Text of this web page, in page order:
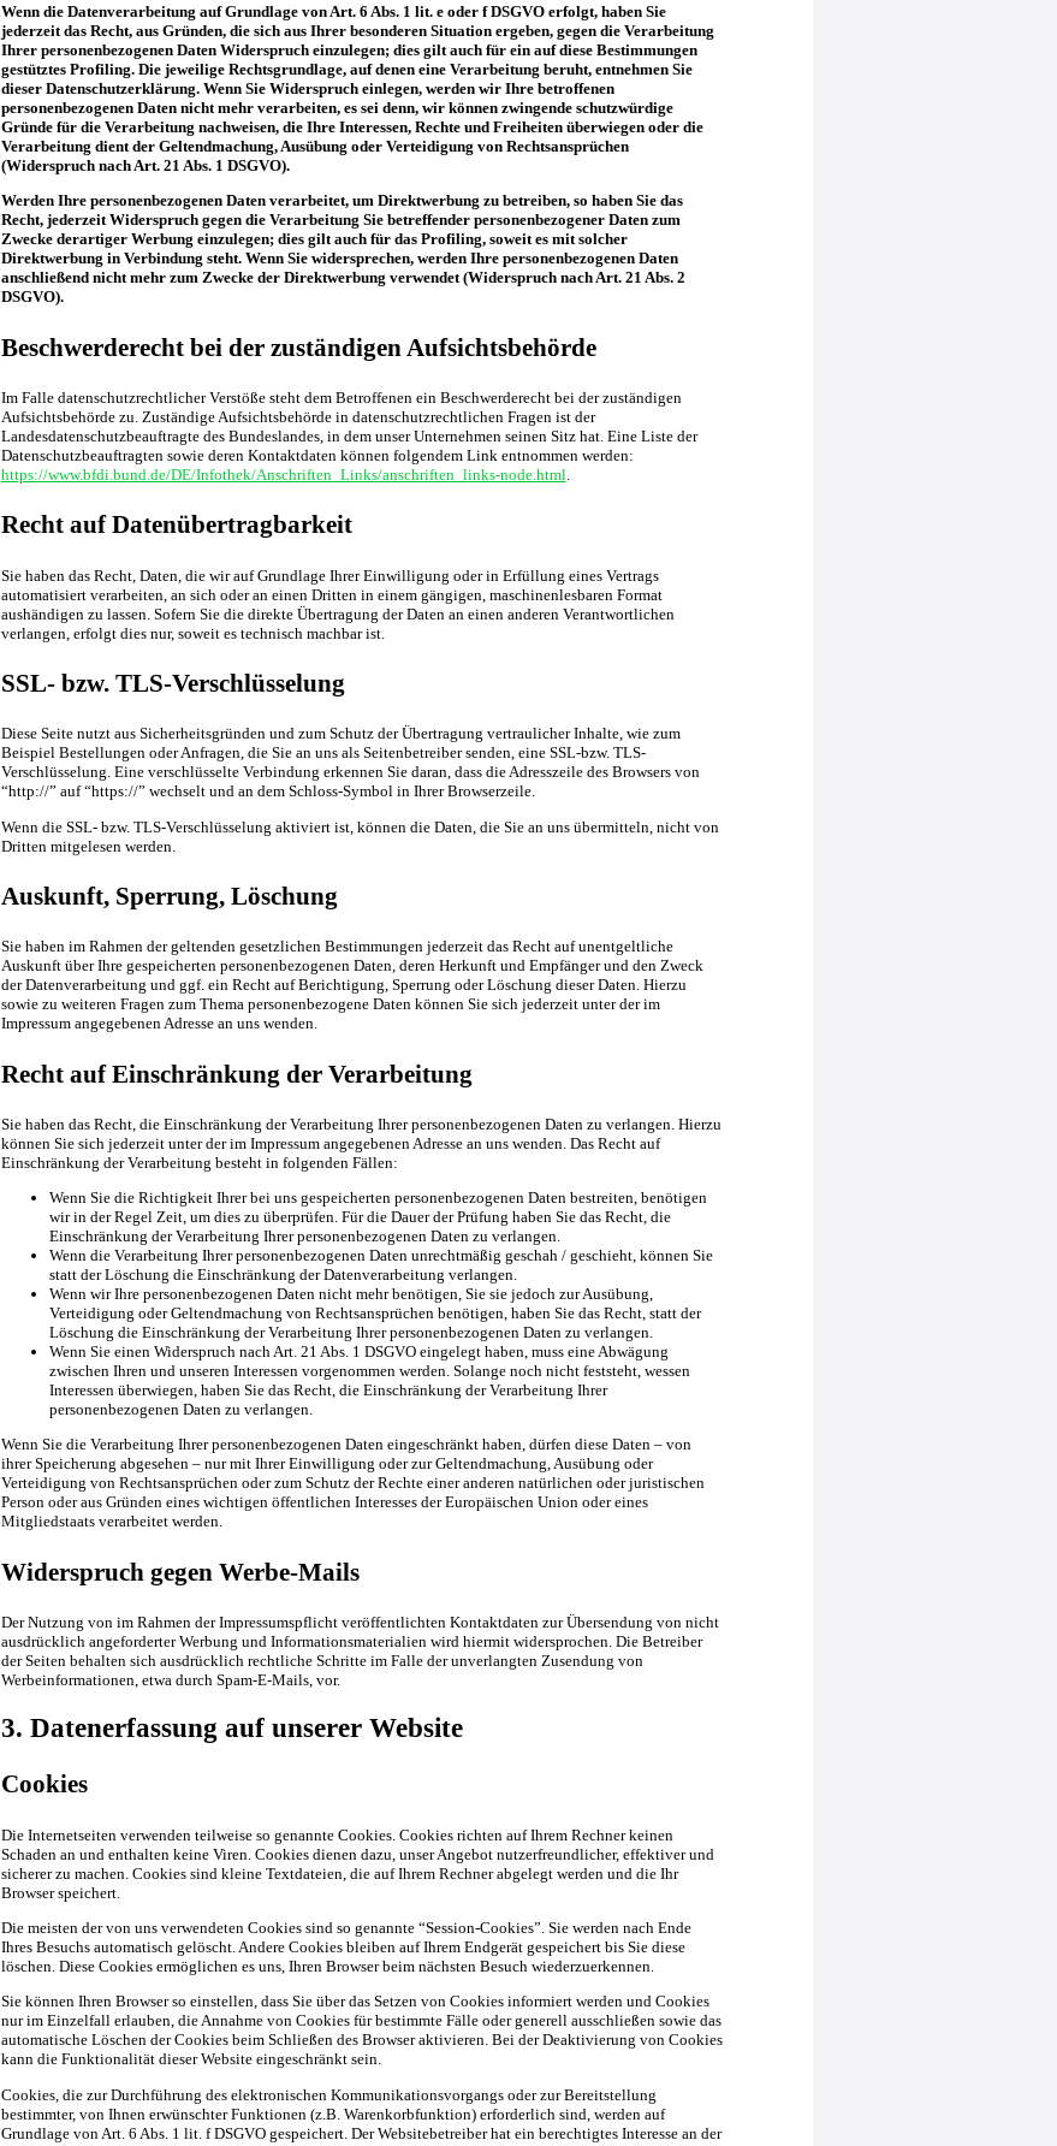
Wenn die Datenverarbeitung auf Grundlage von Art. 6 Abs. 1 lit. e oder f DSGVO erfolgt, haben Sie
jederzeit das Recht, aus Gründen, die sich aus Ihrer besonderen Situation ergeben, gegen die Verarbeitung
Ihrer personenbezogenen Daten Widerspruch einzulegen; dies gilt auch für ein auf diese Bestimmungen
gestütztes Profiling. Die jeweilige Rechtsgrundlage, auf denen eine Verarbeitung beruht, entnehmen Sie
dieser Datenschutzerklärung. Wenn Sie Widerspruch einlegen, werden wir Ihre betroffenen
personenbezogenen Daten nicht mehr verarbeiten, es sei denn, wir können zwingende schutzwürdige
Gründe für die Verarbeitung nachweisen, die Ihre Interessen, Rechte und Freiheiten überwiegen oder die
Verarbeitung dient der Geltendmachung, Ausübung oder Verteidigung von Rechtsansprüchen
(Widerspruch nach Art. 21 Abs. 1 DSGVO).
Werden Ihre personenbezogenen Daten verarbeitet, um Direktwerbung zu betreiben, so haben Sie das
Recht, jederzeit Widerspruch gegen die Verarbeitung Sie betreffender personenbezogener Daten zum
Zwecke derartiger Werbung einzulegen; dies gilt auch für das Profiling, soweit es mit solcher
Direktwerbung in Verbindung steht. Wenn Sie widersprechen, werden Ihre personenbezogenen Daten
anschließend nicht mehr zum Zwecke der Direktwerbung verwendet (Widerspruch nach Art. 21 Abs. 2
DSGVO).
Beschwerderecht bei der zuständigen Aufsichtsbehörde
Im Falle datenschutzrechtlicher Verstöße steht dem Betroffenen ein Beschwerderecht bei der zuständigen
Aufsichtsbehörde zu. Zuständige Aufsichtsbehörde in datenschutzrechtlichen Fragen ist der
Landesdatenschutzbeauftragte des Bundeslandes, in dem unser Unternehmen seinen Sitz hat. Eine Liste der
Datenschutzbeauftragten sowie deren Kontaktdaten können folgendem Link entnommen werden:
https://www.bfdi.bund.de/DE/Infothek/Anschriften_Links/anschriften_links-node.html
Recht auf Datenübertragbarkeit
Sie haben das Recht, Daten, die wir auf Grundlage Ihrer Einwilligung oder in Erfüllung eines Vertrags
automatisiert verarbeiten, an sich oder an einen Dritten in einem gängigen, maschinenlesbaren Format
aushändigen zu lassen. Sofern Sie die direkte Übertragung der Daten an einen anderen Verantwortlichen
verlangen, erfolgt dies nur, soweit es technisch machbar ist.
SSL- bzw. TLS-Verschlüsselung
Diese Seite nutzt aus Sicherheitsgründen und zum Schutz der Übertragung vertraulicher Inhalte, wie zum
Beispiel Bestellungen oder Anfragen, die Sie an uns als Seitenbetreiber senden, eine SSL-bzw. TLS-
Verschlüsselung. Eine verschlüsselte Verbindung erkennen Sie daran, dass die Adresszeile des Browsers von
“http://” auf “https://” wechselt und an dem Schloss-Symbol in Ihrer Browserzeile.
Wenn die SSL- bzw. TLS-Verschlüsselung aktiviert ist, können die Daten, die Sie an uns übermitteln, nicht von
Dritten mitgelesen werden.
Auskunft, Sperrung, Löschung
Sie haben im Rahmen der geltenden gesetzlichen Bestimmungen jederzeit das Recht auf unentgeltliche
Auskunft über Ihre gespeicherten personenbezogenen Daten, deren Herkunft und Empfänger und den Zweck
der Datenverarbeitung und ggf. ein Recht auf Berichtigung, Sperrung oder Löschung dieser Daten. Hierzu
sowie zu weiteren Fragen zum Thema personenbezogene Daten können Sie sich jederzeit unter der im
Impressum angegebenen Adresse an uns wenden.
Recht auf Einschränkung der Verarbeitung
Sie haben das Recht, die Einschränkung der Verarbeitung Ihrer personenbezogenen Daten zu verlangen. Hierzu
können Sie sich jederzeit unter der im Impressum angegebenen Adresse an uns wenden. Das Recht auf
Einschränkung der Verarbeitung besteht in folgenden Fällen:
Wenn Sie die Richtigkeit Ihrer bei uns gespeicherten personenbezogenen Daten bestreiten, benötigen
wir in der Regel Zeit, um dies zu überprüfen. Für die Dauer der Prüfung haben Sie das Recht, die
Einschränkung der Verarbeitung Ihrer personenbezogenen Daten zu verlangen.
Wenn die Verarbeitung Ihrer personenbezogenen Daten unrechtmäßig geschah / geschieht, können Sie
statt der Löschung die Einschränkung der Datenverarbeitung verlangen.
Wenn wir Ihre personenbezogenen Daten nicht mehr benötigen, Sie sie jedoch zur Ausübung,
Verteidigung oder Geltendmachung von Rechtsansprüchen benötigen, haben Sie das Recht, statt der
Löschung die Einschränkung der Verarbeitung Ihrer personenbezogenen Daten zu verlangen.
Wenn Sie einen Widerspruch nach Art. 21 Abs. 1 DSGVO eingelegt haben, muss eine Abwägung
zwischen Ihren und unseren Interessen vorgenommen werden. Solange noch nicht feststeht, wessen
Interessen überwiegen, haben Sie das Recht, die Einschränkung der Verarbeitung Ihrer
personenbezogenen Daten zu verlangen.
Wenn Sie die Verarbeitung Ihrer personenbezogenen Daten eingeschränkt haben, dürfen diese Daten – von
ihrer Speicherung abgesehen – nur mit Ihrer Einwilligung oder zur Geltendmachung, Ausübung oder
Verteidigung von Rechtsansprüchen oder zum Schutz der Rechte einer anderen natürlichen oder juristischen
Person oder aus Gründen eines wichtigen öffentlichen Interesses der Europäischen Union oder eines
Mitgliedstaats verarbeitet werden.
Widerspruch gegen Werbe-Mails
Der Nutzung von im Rahmen der Impressumspflicht veröffentlichten Kontaktdaten zur Übersendung von nicht
ausdrücklich angeforderter Werbung und Informationsmaterialien wird hiermit widersprochen. Die Betreiber
der Seiten behalten sich ausdrücklich rechtliche Schritte im Falle der unverlangten Zusendung von
Werbeinformationen, etwa durch Spam-E-Mails, vor.
3. Datenerfassung auf unserer Website
Cookies
Die Internetseiten verwenden teilweise so genannte Cookies. Cookies richten auf Ihrem Rechner keinen
Schaden an und enthalten keine Viren. Cookies dienen dazu, unser Angebot nutzerfreundlicher, effektiver und
sicherer zu machen. Cookies sind kleine Textdateien, die auf Ihrem Rechner abgelegt werden und die Ihr
Browser speichert.
Die meisten der von uns verwendeten Cookies sind so genannte “Session-Cookies”. Sie werden nach Ende
Ihres Besuchs automatisch gelöscht. Andere Cookies bleiben auf Ihrem Endgerät gespeichert bis Sie diese
löschen. Diese Cookies ermöglichen es uns, Ihren Browser beim nächsten Besuch wiederzuerkennen.
Sie können Ihren Browser so einstellen, dass Sie über das Setzen von Cookies informiert werden und Cookies
nur im Einzelfall erlauben, die Annahme von Cookies für bestimmte Fälle oder generell ausschließen sowie das
automatische Löschen der Cookies beim Schließen des Browser aktivieren. Bei der Deaktivierung von Cookies
kann die Funktionalität dieser Website eingeschränkt sein.
Cookies, die zur Durchführung des elektronischen Kommunikationsvorgangs oder zur Bereitstellung
bestimmter, von Ihnen erwünschter Funktionen (z.B. Warenkorbfunktion) erforderlich sind, werden auf
Grundlage von Art. 6 Abs. 1 lit. f DSGVO gespeichert. Der Websitebetreiber hat ein berechtigtes Interesse an der